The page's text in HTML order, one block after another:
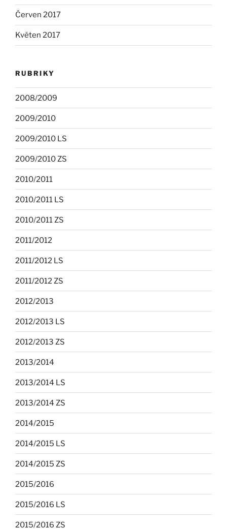
Červen 2017
Květen 2017
RUBRIKY
2008/2009
2009/2010
2009/2010 LS
2009/2010 ZS
2010/2011
2010/2011 LS
2010/2011 ZS
2011/2012
2011/2012 LS
2011/2012 ZS
2012/2013
2012/2013 LS
2012/2013 ZS
2013/2014
2013/2014 LS
2013/2014 ZS
2014/2015
2014/2015 LS
2014/2015 ZS
2015/2016
2015/2016 LS
2015/2016 ZS